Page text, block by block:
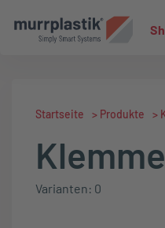
Startseite > Produkte >
Varianten: 0